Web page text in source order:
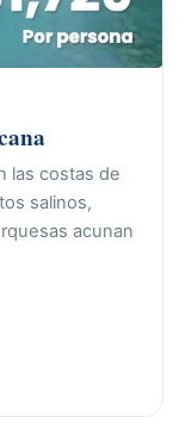
las costas de
salinos,
acunan